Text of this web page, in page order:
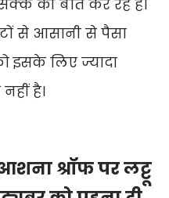
की बात कर रहे है।
से आसानी से पैसा
इसके लिए ज्यादा
है।
श्रॉफ पर लट्टू